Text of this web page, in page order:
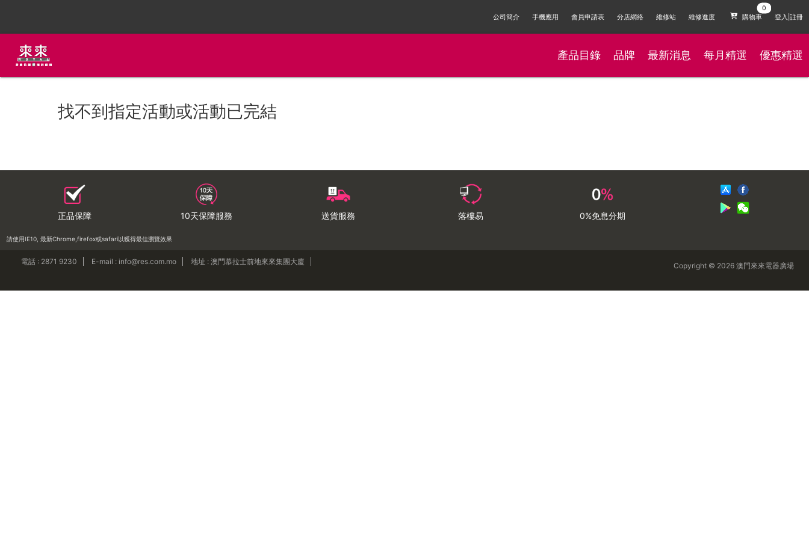
公司簡介 手機應用 會員申請表 分店網絡 維修站 維修進度 購物車 登入|註冊
產品目錄 品牌 最新消息 每月精選 優惠精選
找不到指定活動或活動已完結
正品保障 10天保障服務 送貨服務 落樓易 0%免息分期
請使用IE10, 最新Chrome,firefox或safari以獲得最佳瀏覽效果
電話 : 2871 9230 E-mail : info@res.com.mo 地址 : 澳門慕拉士前地來來集團大廈 Copyright © 2026 澳門來來電器廣場